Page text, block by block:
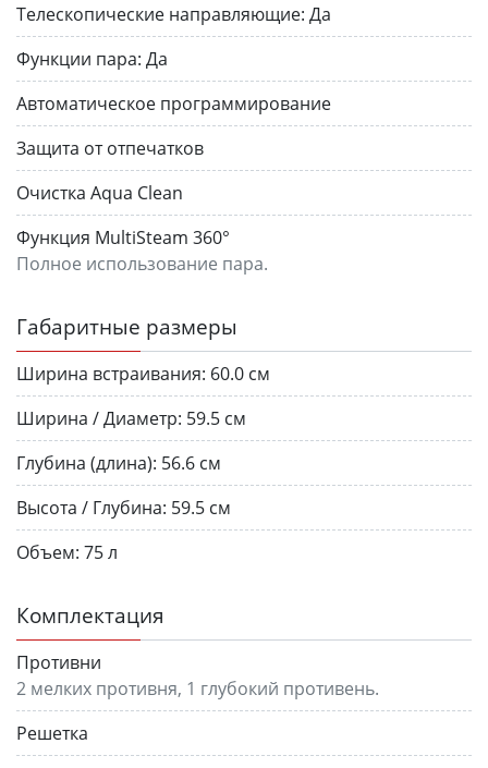
Телескопические направляющие: Да
Функции пара: Да
Автоматическое программирование
Защита от отпечатков
Очистка Aqua Clean
Функция MultiSteam 360°
Полное использование пара.
Габаритные размеры
Ширина встраивания: 60.0 см
Ширина / Диаметр: 59.5 см
Глубина (длина): 56.6 см
Высота / Глубина: 59.5 см
Объем: 75 л
Комплектация
Противни
2 мелких противня, 1 глубокий противень.
Решетка